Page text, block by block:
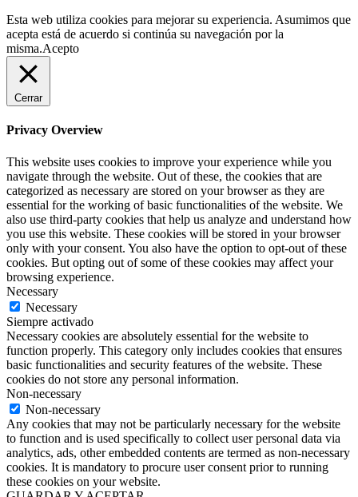
Esta web utiliza cookies para mejorar su experiencia. Asumimos que
acepta está de acuerdo si continúa su navegación por la
misma.Acepto
Cerrar
Privacy Overview
This website uses cookies to improve your experience while you
navigate through the website. Out of these, the cookies that are
categorized as necessary are stored on your browser as they are
essential for the working of basic functionalities of the website. We
also use third-party cookies that help us analyze and understand how
you use this website. These cookies will be stored in your browser
only with your consent. You also have the option to opt-out of these
cookies. But opting out of some of these cookies may affect your
browsing experience.
Necessary
Necessary
Siempre activado
Necessary cookies are absolutely essential for the website to
function properly. This category only includes cookies that ensures
basic functionalities and security features of the website. These
cookies do not store any personal information.
Non-necessary
Non-necessary
Any cookies that may not be particularly necessary for the website
to function and is used specifically to collect user personal data via
analytics, ads, other embedded contents are termed as non-necessary
cookies. It is mandatory to procure user consent prior to running
these cookies on your website.